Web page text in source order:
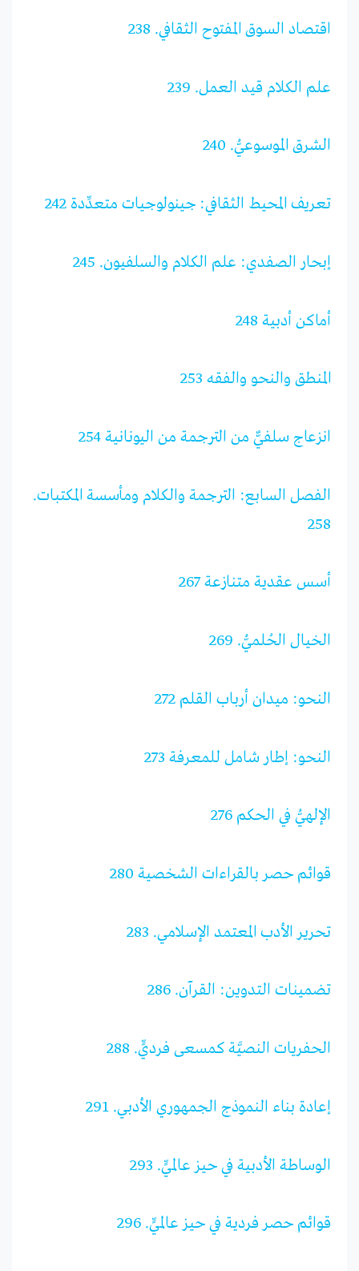
اقتصاد السوق المفتوح الثقافي. 238
علم الكلام قيد العمل. 239
الشرق الموسوعيُّ. 240
تعريف المحيط الثقافي: جينولوجيات متعدِّدة 242
إبحار الصفدي: علم الكلام والسلفيون. 245
أماكن أدبية 248
المنطق والنحو والفقه 253
انزعاج سلفيٌّ من الترجمة من اليونانية 254
الفصل السابع: الترجمة والكلام ومأسسة المكتبات.
258
أسس عقدية متنازعة 267
الخيال الحُلميُّ. 269
النحو: ميدان أرباب القلم 272
النحو: إطار شامل للمعرفة 273
الإلهيُّ في الحكم 276
قوائم حصر بالقراءات الشخصية 280
تحرير الأدب المعتمد الإسلامي. 283
تضمينات التدوين: القرآن. 286
الحفريات النصيَّة كمسعى فرديٍّ. 288
إعادة بناء النموذج الجمهوري الأدبي. 291
الوساطة الأدبية في حيز عالميٍّ. 293
قوائم حصر فردية في حيز عالميٍّ. 296